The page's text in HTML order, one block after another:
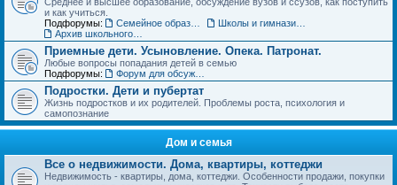
и как учиться.
Подфорумы:
Приемные дети. Усыновление. Опека. Патронат.
Любые вопросы попадания детей в семью
Подфорумы:
Подростки. Дети и пубертат
Жизнь подростков и их родителей. Проблемы роста, психология и
самопознание
Дом и семья
Все о недвижимости. Дома, квартиры, коттеджи
Недвижимость - квартиры, дома, коттеджи. Особенности продажи, покупки